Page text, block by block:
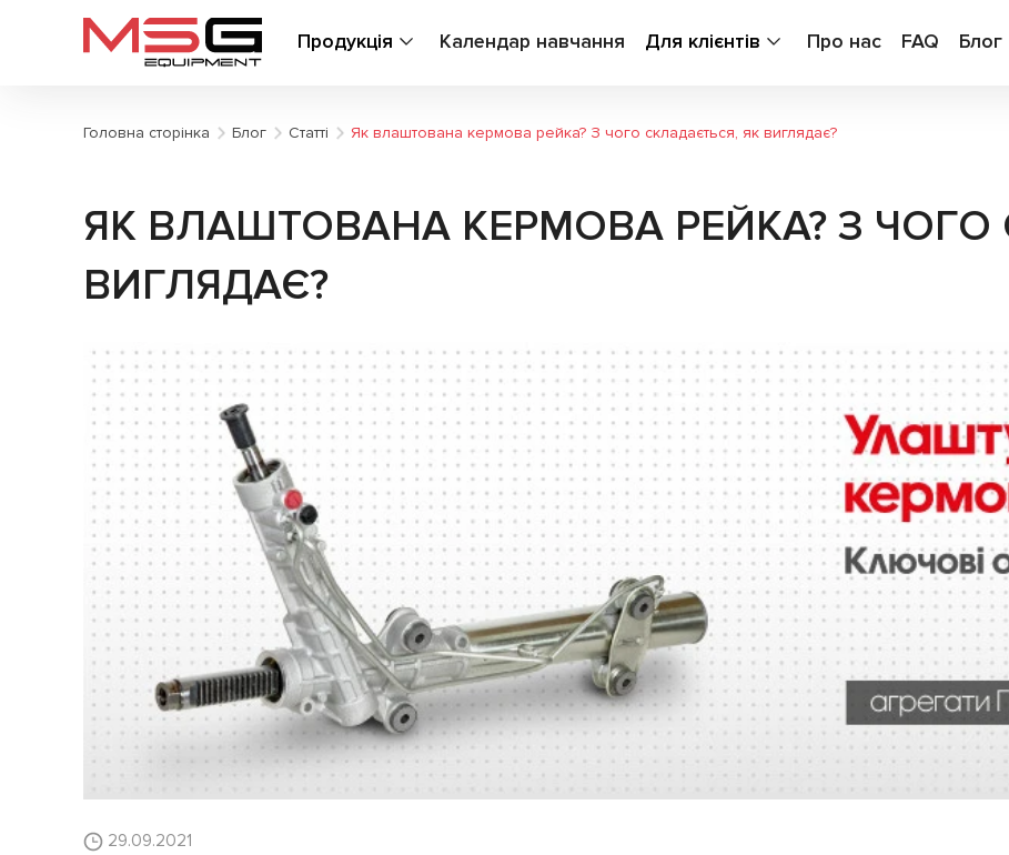
Продукція Календар навчання Для клієнтів Про нас FAQ Блог
Головна сторінка Блог Статті Як влаштована кермова рейка? З чого складається, як виглядає?
ЯК ВЛАШТОВАНА КЕРМОВА РЕЙКА? З ЧОГО
ВИГЛЯДАЄ?
29.09.2021